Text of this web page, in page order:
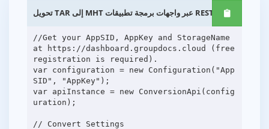
تحويل TAR إلى MHT عبر واجهات برمجة تطبيقات REST .NET
//Get your AppSID, AppKey and StorageName
at https://dashboard.groupdocs.cloud (free
registration is required).
var configuration = new Configuration("App
SID", "AppKey");
var apiInstance = new ConversionApi(config
uration);
// Convert Settings